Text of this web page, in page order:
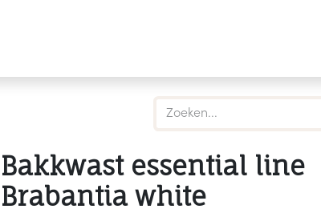
Bakkwast essential line
Brabantia white